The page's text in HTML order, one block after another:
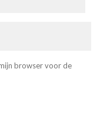
browser voor de